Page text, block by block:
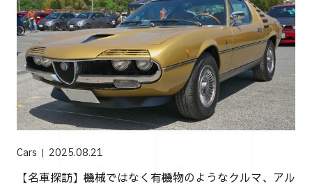
Cars 2025.08.21
【名車探訪】機械ではなく有機物のようなクルマ、アル